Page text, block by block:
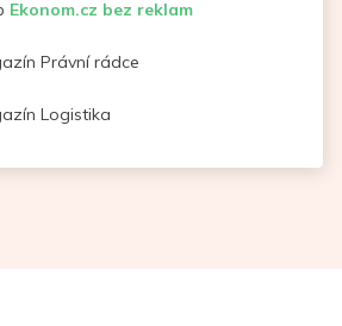
Ekonom.cz bez reklam
Právní rádce
Logistika